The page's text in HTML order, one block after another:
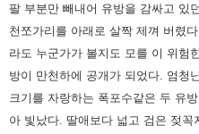
팔 부분만 빼내어 유방을 감싸고 있던
천쪼가리를 아래로 살짝 제껴 버렸다.
라도 누군가가 볼지도 모를 이 위험
방이 만천하에 공개가 되었다. 엄청
크기를 자랑하는 폭포수같은 두 유
아 빛났다. 딸애보다 넓고 검은 젖꼭